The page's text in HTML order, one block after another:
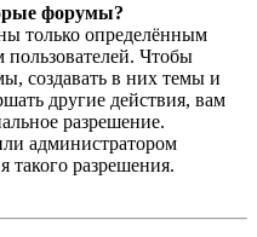
форумы?
только определённым
пользователей. Чтобы
создавать в них темы и
другие действия, вам
разрешение.
администратором
такого разрешения.